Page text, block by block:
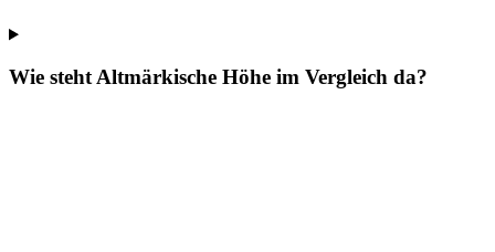
Wie steht Altmärkische Höhe im Vergleich da?